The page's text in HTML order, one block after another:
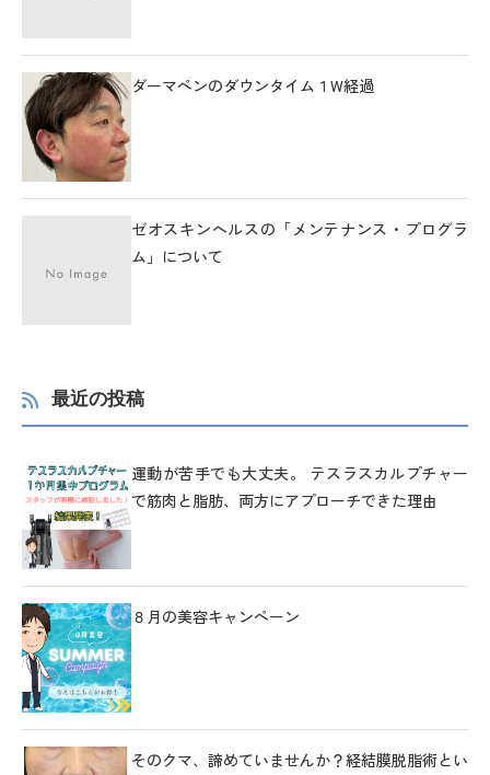
ダーマペンのダウンタイム１W経過
ゼオスキンヘルスの「メンテナンス・プログラ
ム」について
最近の投稿
運動が苦手でも大丈夫。 テスラスカルプチャー
で筋肉と脂肪、両方にアプローチできた理由
８月の美容キャンペーン
そのクマ、諦めていませんか？経結膜脱脂術とい